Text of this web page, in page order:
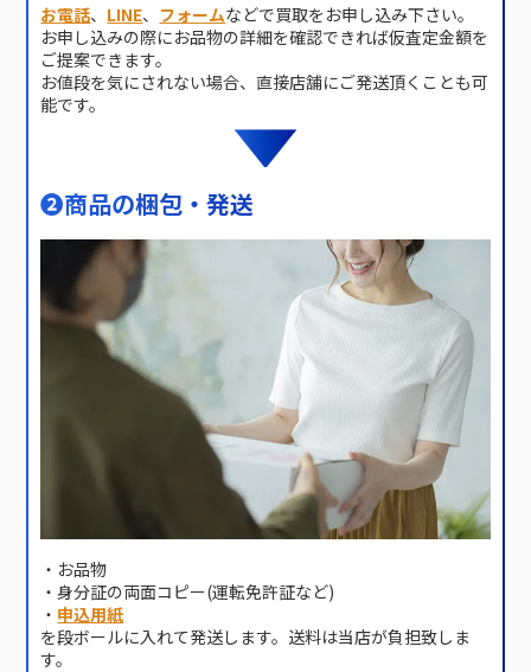
お電話、 LINE、 フォームなどで買取をお申し込み下さい。
お申し込みの際にお品物の詳細を確認できれば仮査定金額を
ご提案できます。
お値段を気にされない場合、直接店舗にご発送頂くことも可
能です。
❷商品の梱包・発送
・お品物
・身分証の両面コピー(運転免許証など)
・ 申込用紙
を段ボールに入れて発送します。送料は当店が負担致しま
す。